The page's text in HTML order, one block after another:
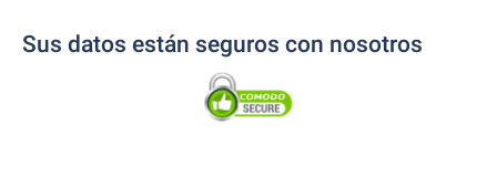
Sus datos están seguros con nosotros